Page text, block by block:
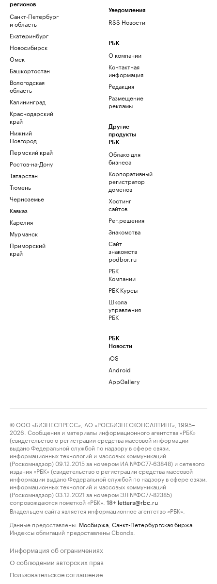
регионов
Санкт-Петербург
и область
Екатеринбург
Новосибирск
Омск
Башкортостан
Вологодская
область
Калининград
Краснодарский
край
Нижний
Новгород
Пермский край
Ростов-на-Дону
Татарстан
Тюмень
Черноземье
Кавказ
Карелия
Мурманск
Приморский
край
Уведомления
RSS Новости
РБК
О компании
Контактная
информация
Редакция
Размещение
рекламы
Другие
продукты
РБК
Облако для
бизнеса
Корпоративный
регистратор
доменов
Хостинг
сайтов
Рег.решения
Знакомства
Сайт
знакомств
podbor.ru
РБК
Компании
РБК Курсы
Школа
управления
РБК
РБК
Новости
iOS
Android
AppGallery
© ООО «БИЗНЕСПРЕСС», АО «РОСБИЗНЕСКОНСАЛТИНГ», 1995–
2026. Сообщения и материалы информационного агентства «РБК»
(свидетельство о регистрации средства массовой информации
выдано Федеральной службой по надзору в сфере связи,
информационных технологий и массовых коммуникаций
(Роскомнадзор) 09.12.2015 за номером ИА №ФС77-63848) и сетевого
издания «РБК» (свидетельство о регистрации средства массовой
информации выдано Федеральной службой по надзору в сфере связи,
информационных технологий и массовых коммуникаций
(Роскомнадзор) 03.12.2021 за номером ЭЛ №ФС77-82385)
сопровождаются пометкой «РБК».
18+ letters@rbc.ru
Владельцем сайта является информационное агентство «РБК».
Данные предоставлены: Мосбиржа Санкт-Петербургская биржа
Индексы облигаций предоставлены Cbonds.
Информация об ограничениях
О соблюдении авторских прав
Пользовательское соглашение